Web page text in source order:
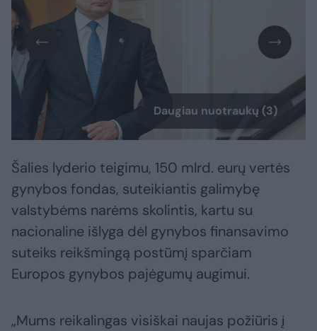
Daugiau nuotraukų (3)
Šalies lyderio teigimu, 150 mlrd. eurų vertės
gynybos fondas, suteikiantis galimybę
valstybėms narėms skolintis, kartu su
nacionaline išlyga dėl gynybos finansavimo
suteiks reikšmingą postūmį sparčiam
Europos gynybos pajėgumų augimui.
„Mums reikalingas visiškai naujas požiūris į